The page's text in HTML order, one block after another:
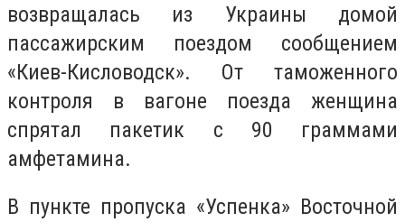
возвращалась из Украины домой
пассажирским поездом сообщением
«Киев-Кисловодск». От таможенного
контроля в вагоне поезда женщина
спрятал пакетик с 90 граммами
амфетамина.
В пункте пропуска «Успенка» Восточной